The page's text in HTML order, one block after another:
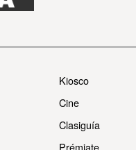
Kiosco
Cine
Clasiguía
Prémiate